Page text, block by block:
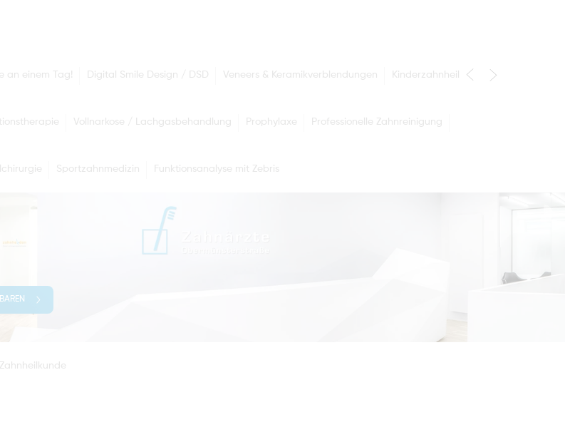
an einem Tag! Digital Smile Design / DSD Veneers & Keramikverblendungen Kinderzahnheilkunde
Vollnarkose / Lachgasbehandlung Prophylaxe Professionelle Zahnreinigung
Sportzahnmedizin Funktionsanalyse mit Zebris